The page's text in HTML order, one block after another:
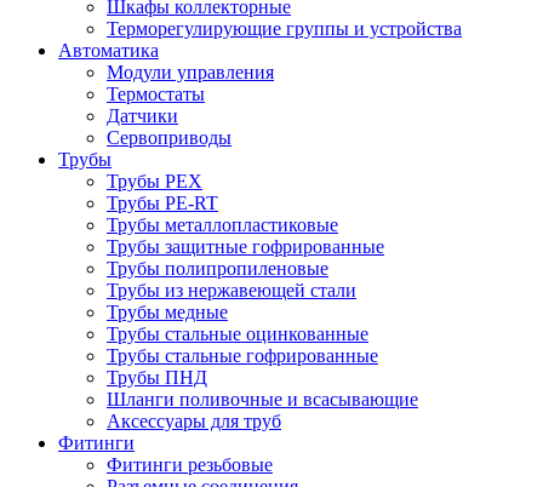
Шкафы коллекторные
Терморегулирующие группы и устройства
Автоматика
Модули управления
Термостаты
Датчики
Сервоприводы
Трубы
Трубы PEX
Трубы PE-RT
Трубы металлопластиковые
Трубы защитные гофрированные
Трубы полипропиленовые
Трубы из нержавеющей стали
Трубы медные
Трубы стальные оцинкованные
Трубы стальные гофрированные
Трубы ПНД
Шланги поливочные и всасывающие
Аксессуары для труб
Фитинги
Фитинги резьбовые